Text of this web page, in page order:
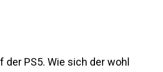
der PS5. Wie sich der wohl